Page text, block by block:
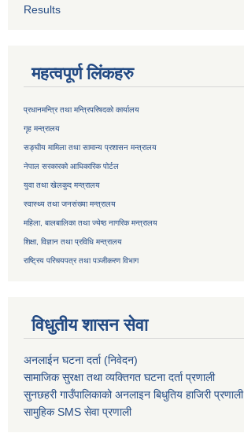
Results
महत्वपूर्ण लिंकहरु
प्रधानमन्त्रि तथा मन्त्रिपरिषदको कार्यालय
गृह मन्त्रालय
सङ्घीय मामिला तथा सामान्य प्रशासन मन्त्रालय
नेपाल सरकारको आधिकारिक पोर्टल
युवा तथा खेलकुद मन्त्रालय
स्वास्थ्य तथा जनसंख्या मन्त्रालय
महिला, बालबालिका तथा ज्येष्ठ नागरिक मन्त्रालय
शिक्षा, विज्ञान तथा प्रविधि मन्त्रालय
राष्ट्रिय परिचयपत्र तथापञ्जीकरण विभाग
विधुतीय शासन सेवा
अनलाईन घटना दर्ता (निवेदन)
सामाजिक सुरक्षा तथा व्यक्तिगत घटना दर्ताप्रणाली
सुनछहरी गाउँपालिकाको अनलाइन बिधुतिय हाजिरी प्रणाली
सामुहिकSMS सेवाप्रणाली